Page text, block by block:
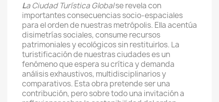
La Ciudad Turística Globalse revela con
importantes consecuencias socio-espaciales
para el orden de nuestras metrópolis. Ella acentúa
disimetrías sociales, consume recursos
patrimoniales y ecológicos sin restituirlos. La
turistificación de nuestras ciudades es un
fenómeno que espera su crítica y demanda
análisis exhaustivos, multidisciplinarios y
comparativos. Esta obra pretende ser una
contribución, pero sobre todo una invitación a